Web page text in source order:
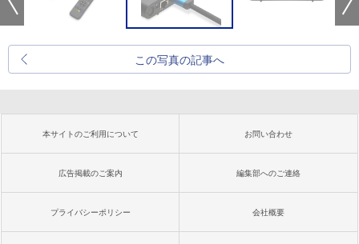
この写真の記事へ
本サイトのご利用について お問い合わせ
広告掲載のご案内 編集部へのご連絡
プライバシーポリシー 会社概要